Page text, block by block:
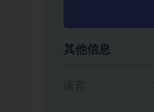
其他信息
语言